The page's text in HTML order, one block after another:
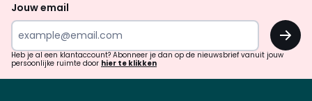
inspiratie
verrassingen?
Jouw email
OK
Heb je al een klantaccount? Abonneer je dan op de nieuwsbrief vanuit jouw
persoonlijke ruimte door hier te klikken